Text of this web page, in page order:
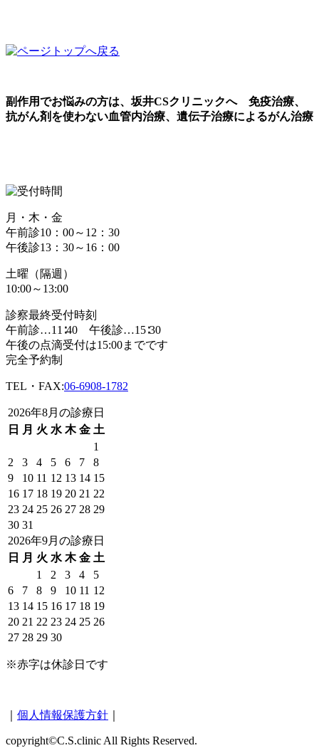
副作用でお悩みの方は、坂井CSクリニックへ 免疫治療、
抗がん剤を使わない血管内治療、遺伝子治療によるがん治療
月・木・金
午前診10：00～12：30
午後診13：30～16：00
土曜（隔週）
10:00～13:00
診察最終受付時刻
午前診…11∶40 午後診…15∶30
午後の点滴受付は15:00までです
完全予約制
TEL・FAX:06-6908-1782
2026年8月の診療日
日
月 火 水 木 金 土
1
2
3 4 5 6 7
8
9
10 11 12 13 14 15
16 17 18 19 20 21 22
23 24 25 26 27 28 29
30 31
2026年9月の診療日
日
月 火 水 木 金 土
1
2 3 4
5
6
7 8 9 10 11 12
13 14 15 16 17 18 19
20 21 22 23 24 25 26
27 28 29 30
※赤字は休診日です
個人情報保護方針
copyright©C.S.clinic All Rights Reserved.